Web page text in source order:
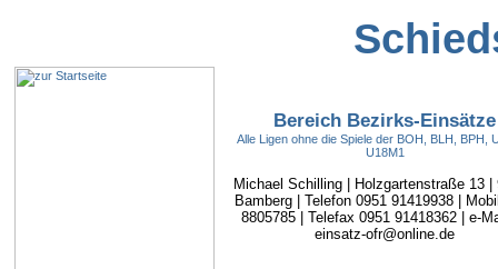
Bereich Bezirks-Einsätze
Alle Ligen ohne die Spiele der BOH, BLH, BPH,
U18M1
Michael Schilling | Holzgartenstraße 13 |
Bamberg | Telefon 0951 91419938 |
8805785 | Telefax 0951 91418362 | e-
einsatz-ofr@online.de